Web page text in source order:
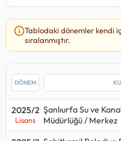
döneminde, en düşük
Başkanlığı / Gaziantep /
puan ile Şanlıurfa Su ve
Bu kadro için yakın tarihte
almış.
Tablodaki dönemler kendi
sıralanmıştır.
2025/2
Lisans
Şanlıurfa Su ve
Müdürlüğü / Merkez